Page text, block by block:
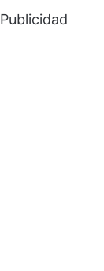
Publicidad